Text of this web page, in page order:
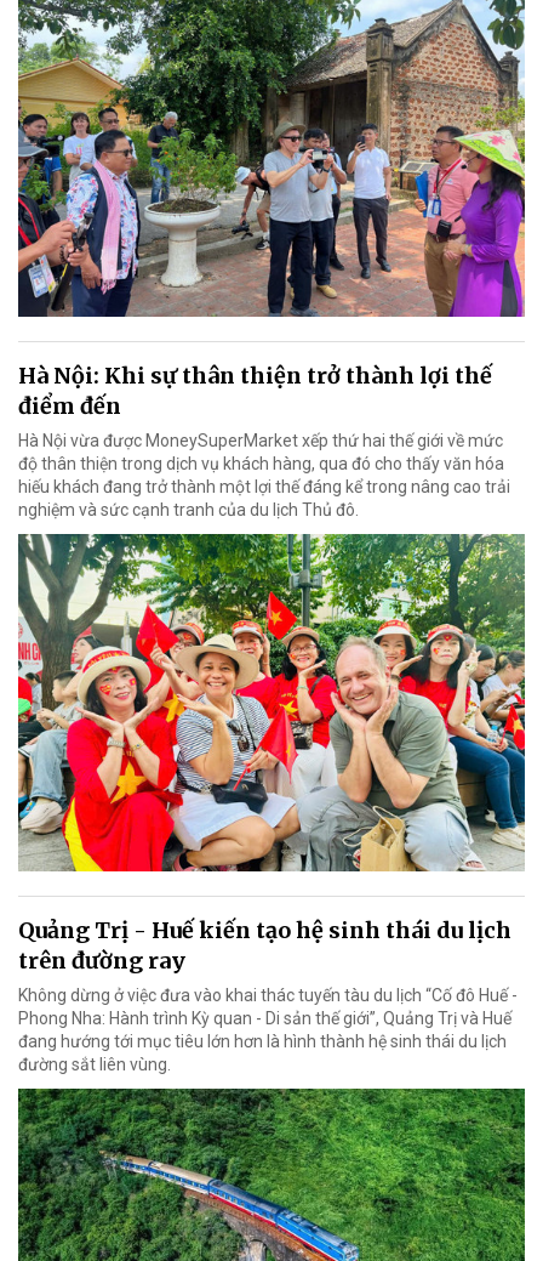
Hà Nội: Khi sự thân thiện trở thành lợi thế
điểm đến
Hà Nội vừa được MoneySuperMarket xếp thứ hai thế giới về mức
độ thân thiện trong dịch vụ khách hàng, qua đó cho thấy văn hóa
hiếu khách đang trở thành một lợi thế đáng kể trong nâng cao trải
nghiệm và sức cạnh tranh của du lịch Thủ đô.
Quảng Trị - Huế kiến tạo hệ sinh thái du lịch
trên đường ray
Không dừng ở việc đưa vào khai thác tuyến tàu du lịch “Cố đô Huế -
Phong Nha: Hành trình Kỳ quan - Di sản thế giới”, Quảng Trị và Huế
đang hướng tới mục tiêu lớn hơn là hình thành hệ sinh thái du lịch
đường sắt liên vùng.